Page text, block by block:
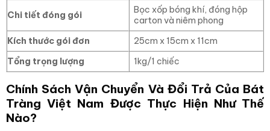
Chi tiết đóng gói
Bọc xốp bóng khí, đóng hộp
carton và niêm phong
Kích thước gói đơn
25cm x 15cm x 11cm
Tổng trọng lượng
1kg/1 chiếc
Chính Sách Vận Chuyển Và Đổi Trả Của Bát
Tràng Việt Nam Được Thực Hiện Như Thế
Nào?